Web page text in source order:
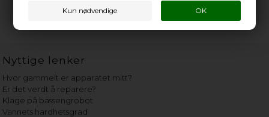
Nyttige lenker
Hvor gammelt er apparatet mitt?
Er det verdt å reparere?
Klage på bassengrobot
Vannets hardhetsgrad